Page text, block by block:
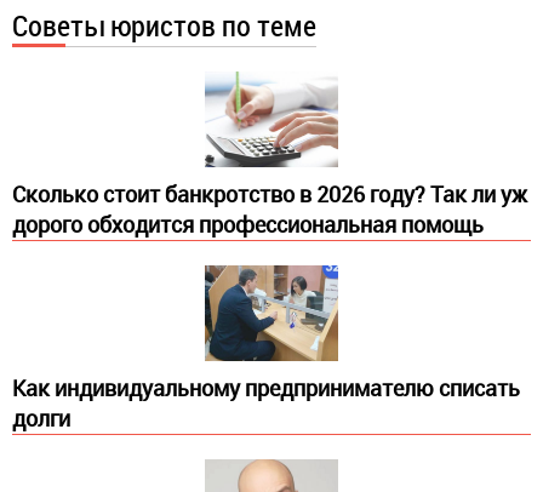
Советы юристов по теме
Сколько стоит банкротство в 2026 году? Так ли уж
дорого обходится профессиональная помощь
Как индивидуальному предпринимателю списать
долги